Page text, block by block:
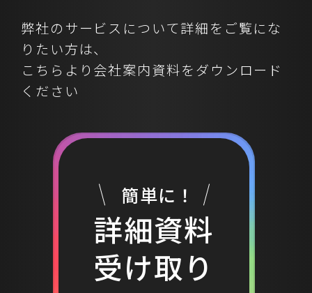
視点を取り入れることが不可欠です。
これにより、貴社の事業成長を加速
させる具体的な「勝ちパターン」を
見つけ出すことが可能になります。
企業で新規事業開発や施策検討の会
議は行われるものの、その多くが
「既視感のあるアイデア」の域を出
ないという課題を抱えています。なぜ
このような状況が生まれるのでしょ
体験は強力な指針となる一方で、新
しい発想やアプローチを阻害する
弊社のサービスについて詳細をご覧にな
りたい方は、
こちらより会社案内資料をダウンロード
ください
簡単に！
詳細資料
受け取り